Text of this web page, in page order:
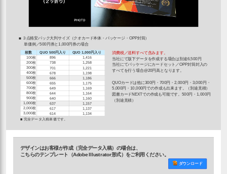
■ ３点格安パック大判サイズ（クオカード本体・パッケージ・OPP封筒）
単価例／500円券と1,000円券の場合
枚数 QUO 500円入り QUO 1,000円入り
100枚 896
1,416
200枚
738
1,258
300枚
701
1,221
400枚
678 1,198
500枚 666
1,186
600枚
655
1,175
700枚
649 1,169
800枚 644
1,164
900枚
640
1,160
1,000枚
637
1,157
2,000枚
617
1,137
3,000枚
614
1,134
■ 完全データ入稿単価です。
消費税／送料すべて含みます。
当社にて版下データを作成する場合は別途6,500円
当社にてパッケージにカードセット／OPP封筒封入の
すべてを行う場合@20円高となります。
QUOカードは他に300円・700円・2,000円・3,000円・
5,000円・10,000円での作成も出来ます。（別途見積）
図書カードNEXTでの作成も可能です。500円・1,000円
（別途見積）
デザインはお客様が作成（完全データ入稿）の場合は、
こちらのテンプレート（Adobe Illustrator形式）をご利用ください。
ダウンロード